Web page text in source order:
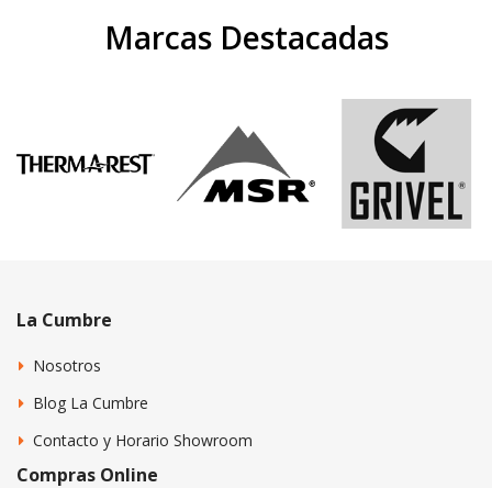
Marcas Destacadas
La Cumbre
Nosotros
Blog La Cumbre
Contacto y Horario Showroom
Compras Online